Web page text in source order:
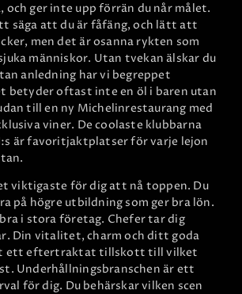
ger inte upp förrän du når målet.
säga att du är fåfäng, och lätt att
men det är osanna rykten som
människor. Utan tvekan älskar du
anledning har vi begreppet
betyder oftast inte en öl i baren utan
till en ny Michelinrestaurang med
viner. De coolaste klubbarna
är favoritjaktplatser för varje lejon
viktigaste för dig att nå toppen. Du
på högre utbildning som ger bra lön.
i stora företag. Chefer tar dig
Din vitalitet, charm och ditt goda
ett eftertraktat tillskott till vilket
Underhållningsbranschen är ett
för dig. Du behärskar vilken scen